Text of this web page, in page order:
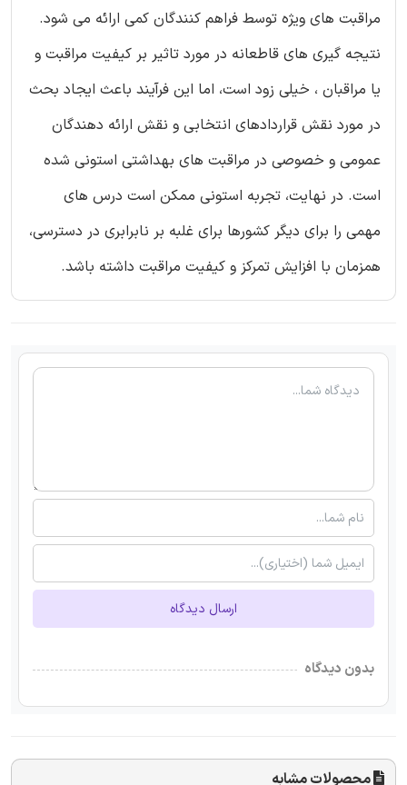
مراقبت های ویژه توسط فراهم کنندگان کمی ارائه می شود.
نتیجه گیری های قاطعانه در مورد تاثیر بر کیفیت مراقبت و
یا مراقبان ، خیلی زود است، اما این فرآیند باعث ایجاد بحث
در مورد نقش قراردادهای انتخابی و نقش ارائه دهندگان
عمومی و خصوصی در مراقبت های بهداشتی استونی شده
است. در نهایت، تجربه استونی ممکن است درس های
مهمی را برای دیگر کشورها برای غلبه بر نابرابری در دسترسی،
همزمان با افزایش تمرکز و کیفیت مراقبت داشته باشد.
ارسال دیدگاه
بدون دیدگاه
محصولات مشابه